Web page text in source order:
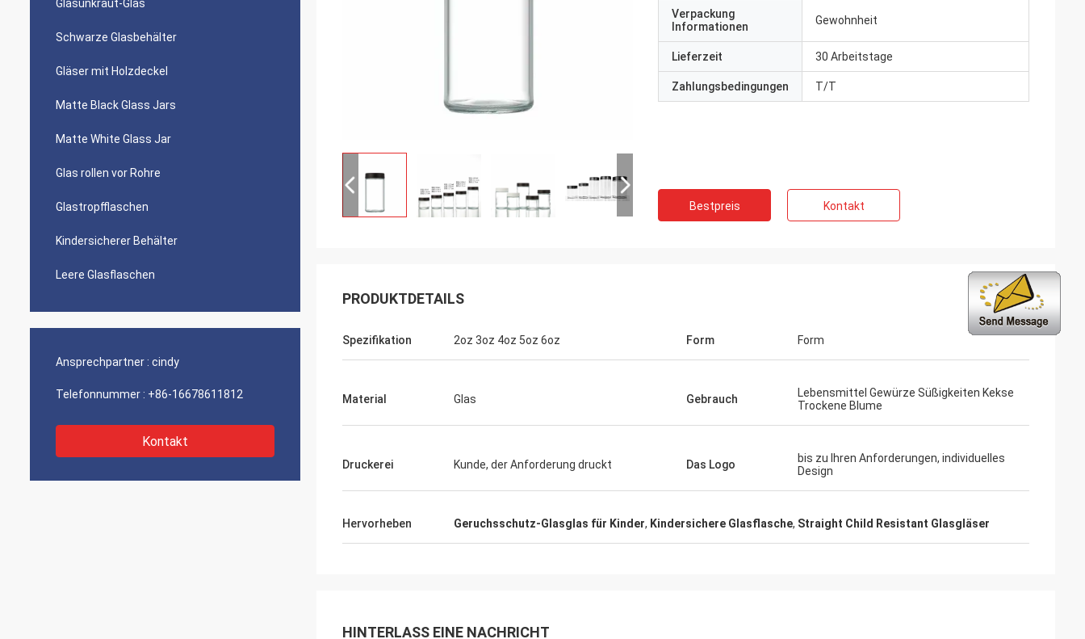
Glasunkraut-Glas
Schwarze Glasbehälter
Gläser mit Holzdeckel
Matte Black Glass Jars
Matte White Glass Jar
Glas rollen vor Rohre
Glastropfflaschen
Kindersicherer Behälter
Leere Glasflaschen
Ansprechpartner : cindy
Telefonnummer : +86-16678611812
Kontakt
Verpackung
Informationen
Gewohnheit
Lieferzeit 30 Arbeitstage
Zahlungsbedingungen T/T
Bestpreis Kontakt
PRODUKTDETAILS
Spezifikation 2oz 3oz 4oz 5oz 6oz Form Form
Material Glas Gebrauch
Lebensmittel Gewürze Süßigkeiten Kekse
Trockene Blume
Druckerei Kunde, der Anforderung druckt Das Logo
bis zu Ihren Anforderungen, individuelles
Design
Hervorheben Geruchsschutz-Glasglas für Kinder, Kindersichere Glasflasche, Straight Child Resistant Glasgläser
HINTERLASS EINE NACHRICHT